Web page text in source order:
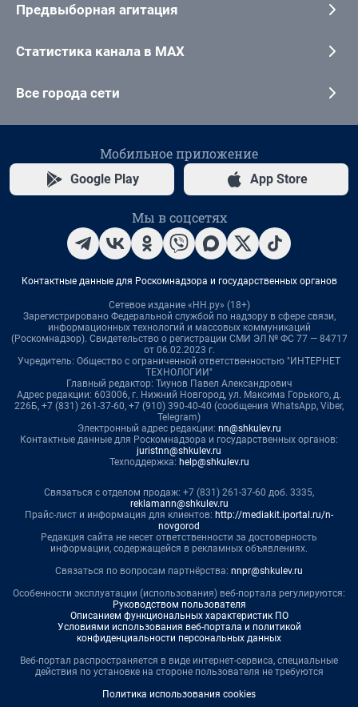
Предвыборная агитация
Статистика канала в MAX
Все города сети
Мобильное приложение
Google Play App Store
Мы в соцсетях
Контактные данные для Роскомнадзора и государственных органов
Сетевое издание «НН.ру» (18+)
Зарегистрировано Федеральной службой по надзору в сфере связи,
информационных технологий и массовых коммуникаций
(Роскомнадзор). Свидетельство о регистрации СМИ ЭЛ № ФС 77 — 84717
от 06.02.2023 г.
Учредитель: Общество с ограниченной ответственностью "ИНТЕРНЕТ
ТЕХНОЛОГИИ"
Главный редактор: Тиунов Павел Александрович
Адрес редакции: 603006, г. Нижний Новгород, ул. Максима Горького, д.
226Б, +7 (831) 261-37-60, +7 (910) 390-40-40 (сообщения WhatsApp, Viber,
Telegram)
Электронный адрес редакции: nn@shkulev.ru
Контактные данные для Роскомнадзора и государственных органов:
juristnn@shkulev.ru
Техподдержка: help@shkulev.ru
Связаться с отделом продаж: +7 (831) 261-37-60 доб. 3335,
reklamann@shkulev.ru
Прайс-лист и информация для клиентов: http://mediakit.iportal.ru/n-
novgorod
Редакция сайта не несет ответственности за достоверность
информации, содержащейся в рекламных объявлениях.
Связаться по вопросам партнёрства: nnpr@shkulev.ru
Особенности эксплуатации (использования) веб-портала регулируются:
Руководством пользователя
Описанием функциональных характеристик ПО
Условиями использования веб-портала и политикой
конфиденциальности персональных данных
Веб-портал распространяется в виде интернет-сервиса, специальные
действия по установке на стороне пользователя не требуются
Политика использования cookies